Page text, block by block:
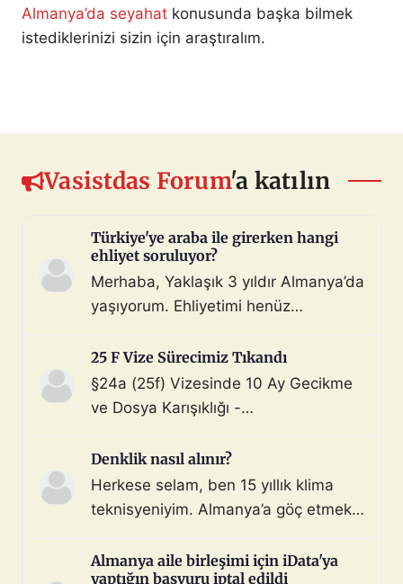
Almanya’da seyahat konusunda başka bilmek
istediklerinizi sizin için araştıralım.
Vasistdas Forum'a katılın
Türkiye'ye araba ile girerken hangi
ehliyet soruluyor?
Merhaba, Yaklaşık 3 yıldır Almanya’da
yaşıyorum. Ehliyetimi henüz
çoktan halletmem gerekiyordu ama
maalesef yapmadım). Diyelim ki bir
araç satın aldım ve gerekli tüm
ehliyeti olan biri aracı kullanarak beni
Türkiye sınır […]
25 F Vize Sürecimiz Tıkandı
§24a (25f) Vizesinde 10 Ay Gecikme
ve Dosya Karışıklığı -
Merhaba, §24a BeschV (Profesyonel
Sürücü) vize sürecimizde 10 ayı
geride bıraktık ve çıkmaza girdik.
Özeti: Başvuru: 29.08.2025 (İstanbul
iDATA - Aile dahil). Dosyada […]
Denklik nasıl alınır?
Herkese selam, ben 15 yıllık klima
teknisyeniyim. Almanya’a göç etmek
topladım ve yeminli almanca tercüme
Almanya aile birleşimi için iData'ya
yaptığın başvuru iptal edildi